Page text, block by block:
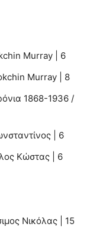
Murray | 6
Murray | 8
1868-1936 /
| 6
Κώστας | 6
Νικόλας | 15